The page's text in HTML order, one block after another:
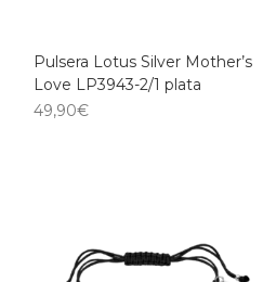
Pulsera Lotus Silver Mother’s
Love LP3943-2/1 plata
49,90€